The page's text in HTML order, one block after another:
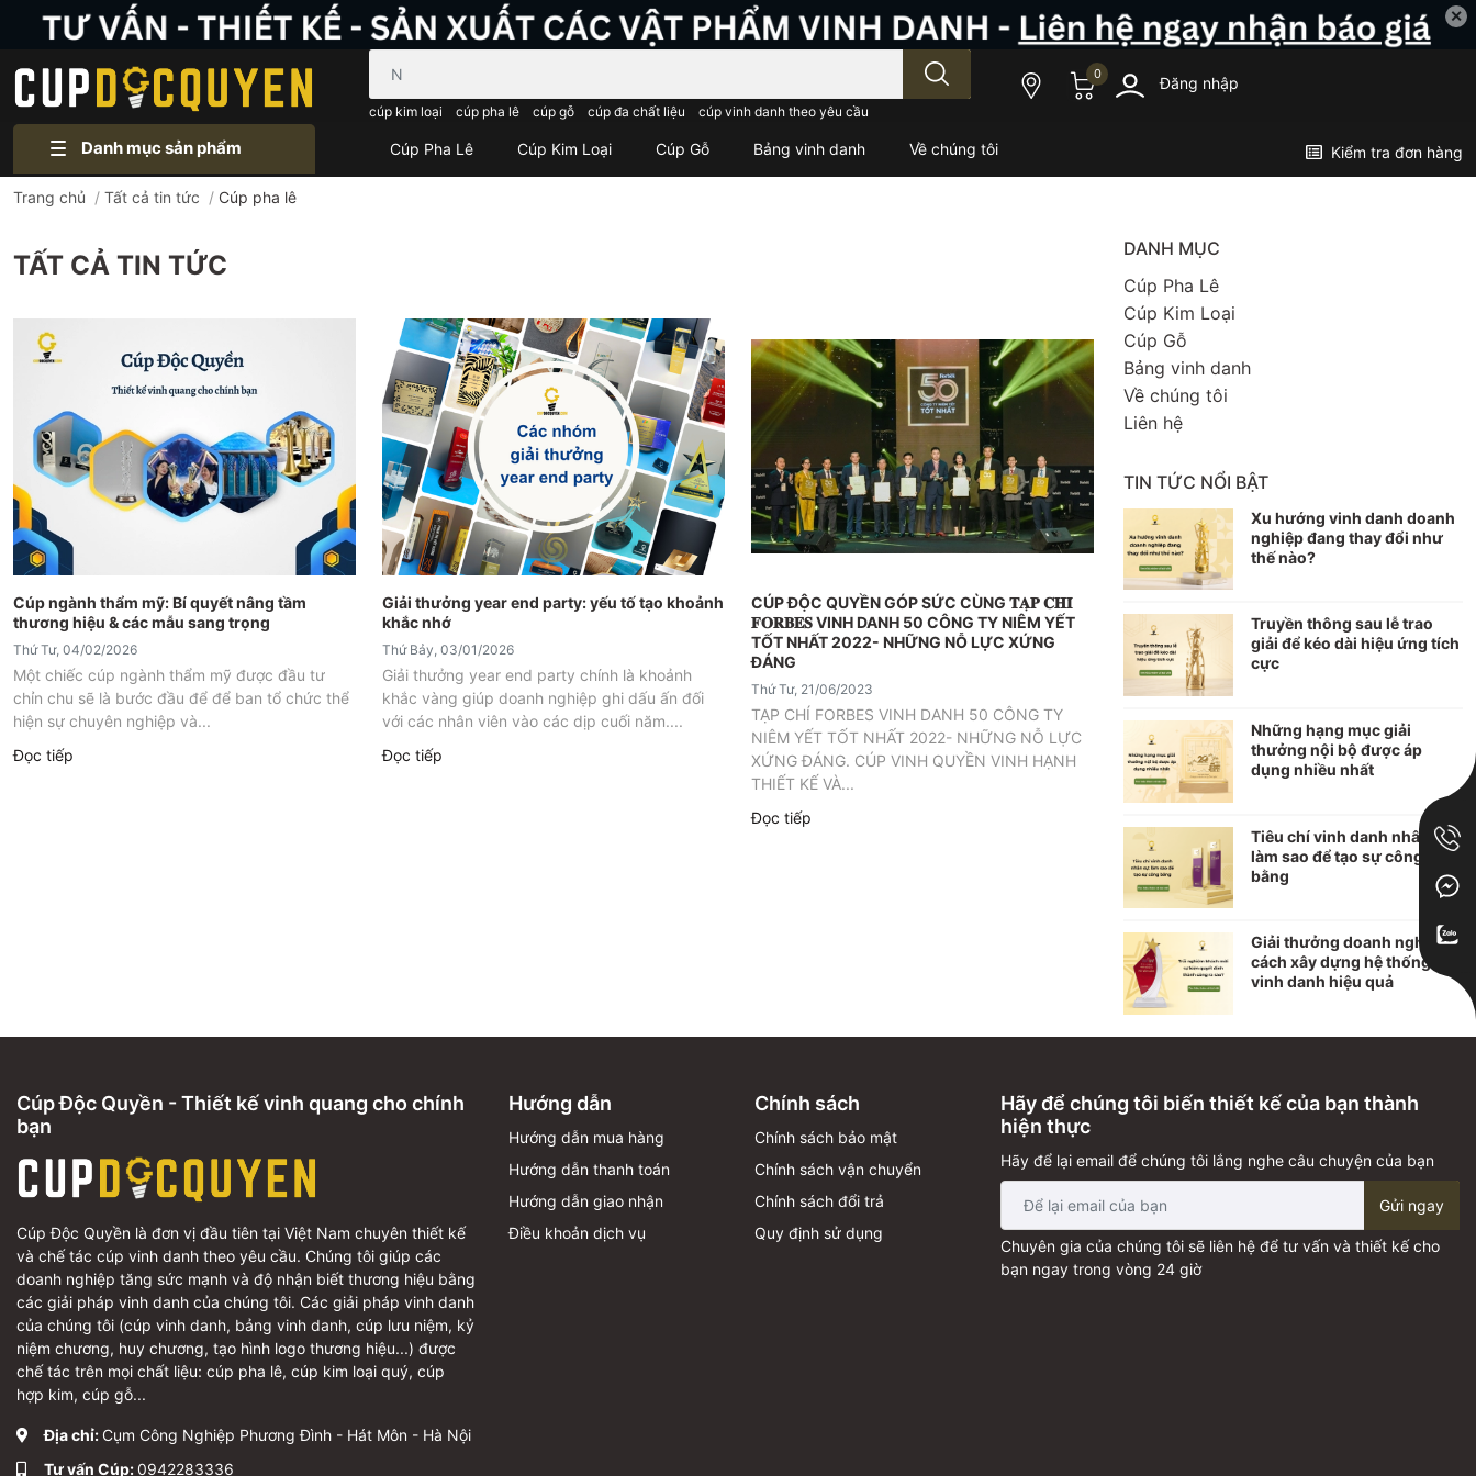
✕
cúp kim loại cúp pha lê cúp gỗ cúp đa chất liệu cúp vinh danh theo yêu cầu
0 Đăng nhập
Danh mục sản phẩm Cúp Pha Lê Cúp Kim Loại Cúp Gỗ Bảng vinh danh Về chúng tôi Kiểm tra đơn hàng
Trang chủ / Tất cả tin tức / Cúp pha lê
TẤT CẢ TIN TỨC
Cúp ngành thẩm mỹ: Bí quyết nâng tầm
thương hiệu & các mẫu sang trọng
Thứ Tư, 04/02/2026
Một chiếc cúp ngành thẩm mỹ được đầu tư
chỉn chu sẽ là bước đầu để để ban tổ chức thể
hiện sự chuyên nghiệp và...
Đọc tiếp
Giải thưởng year end party: yếu tố tạo khoảnh
khắc nhớ
Thứ Bảy, 03/01/2026
Giải thưởng year end party chính là khoảnh
khắc vàng giúp doanh nghiệp ghi dấu ấn đối
với các nhân viên vào các dịp cuối năm....
Đọc tiếp
CÚP ĐỘC QUYỀN GÓP SỨC CÙNG 𝐓𝐀̣𝐏 𝐂𝐇𝐈́
𝐅𝐎𝐑𝐁𝐄𝐒 VINH DANH 50 CÔNG TY NIÊM YẾT
TỐT NHẤT 2022- NHỮNG NỖ LỰC XỨNG
ĐÁNG
Thứ Tư, 21/06/2023
TẠP CHÍ FORBES VINH DANH 50 CÔNG TY
NIÊM YẾT TỐT NHẤT 2022- NHỮNG NỖ LỰC
XỨNG ĐÁNG. CÚP VINH QUYỀN VINH HẠNH
THIẾT KẾ VÀ...
Đọc tiếp
DANH MỤC
Cúp Pha Lê
Cúp Kim Loại
Cúp Gỗ
Bảng vinh danh
Về chúng tôi
Liên hệ
TIN TỨC NỔI BẬT
Xu hướng vinh danh doanh
nghiệp đang thay đổi như
thế nào?
Truyền thông sau lễ trao
giải để kéo dài hiệu ứng tích
cực
Những hạng mục giải
thưởng nội bộ được áp
dụng nhiều nhất
Tiêu chí vinh danh nhân sự:
làm sao để tạo sự công
bằng
Giải thưởng doanh nghiệp:
cách xây dựng hệ thống
vinh danh hiệu quả
Cúp Độc Quyền - Thiết kế vinh quang cho chính
bạn
Cúp Độc Quyền là đơn vị đầu tiên tại Việt Nam chuyên thiết kế
và chế tác cúp vinh danh theo yêu cầu. Chúng tôi giúp các
doanh nghiệp tăng sức mạnh và độ nhận biết thương hiệu bằng
các giải pháp vinh danh của chúng tôi. Các giải pháp vinh danh
của chúng tôi (cúp vinh danh, bảng vinh danh, cúp lưu niệm, kỷ
niệm chương, huy chương, tạo hình logo thương hiệu...) được
chế tác trên mọi chất liệu: cúp pha lê, cúp kim loại quý, cúp
hợp kim, cúp gỗ...
Địa chỉ: Cụm Công Nghiệp Phương Đình - Hát Môn - Hà Nội
Tư vấn Cúp:0942283336
Hướng dẫn
Hướng dẫn mua hàng
Hướng dẫn thanh toán
Hướng dẫn giao nhận
Điều khoản dịch vụ
Chính sách
Chính sách bảo mật
Chính sách vận chuyển
Chính sách đổi trả
Quy định sử dụng
Hãy để chúng tôi biến thiết kế của bạn thành
hiện thực
Hãy để lại email để chúng tôi lắng nghe câu chuyện của bạn
Gửi ngay
Chuyên gia của chúng tôi sẽ liên hệ để tư vấn và thiết kế cho
bạn ngay trong vòng 24 giờ